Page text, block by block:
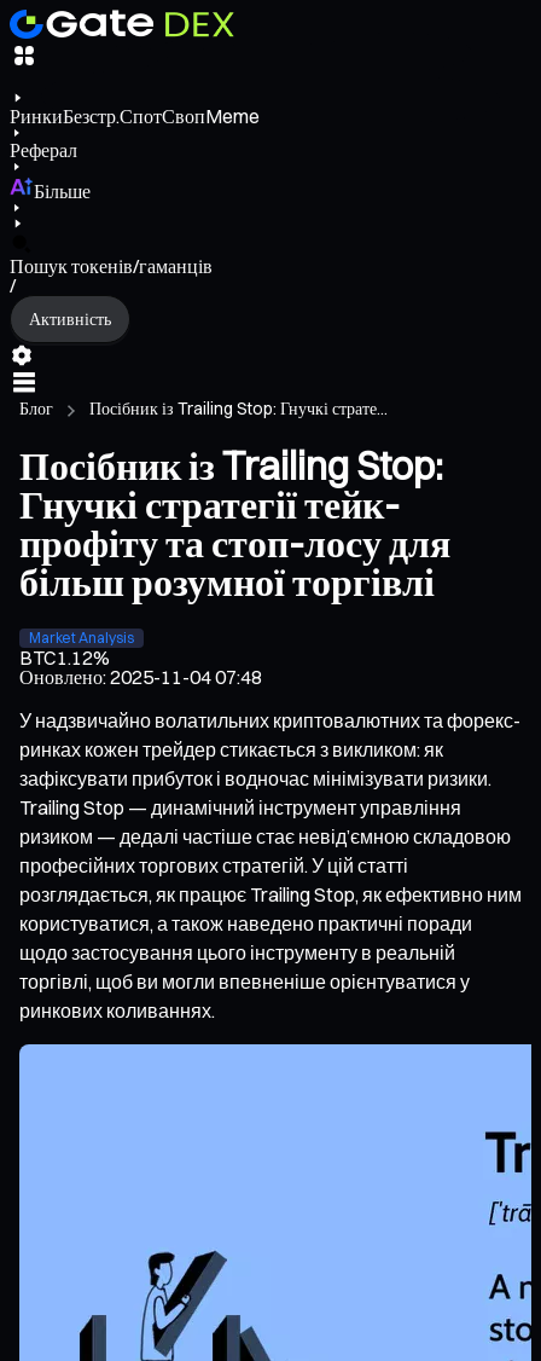
РинкиБезстр.СпотСвопMeme
Реферал
Більше
Пошук токенів/гаманців
/
Активність
Блог Посібник із Trailing Stop: Гнучкі страте...
Посібник із Trailing Stop:
Гнучкі стратегії тейк-
профіту та стоп-лосу для
більш розумної торгівлі
Market Analysis
BTC1.12%
Оновлено:2025-11-04 07:48
У надзвичайно волатильних криптовалютних та форекс-
ринках кожен трейдер стикається з викликом: як
зафіксувати прибуток і водночас мінімізувати ризики.
Trailing Stop — динамічний інструмент управління
ризиком — дедалі частіше стає невід’ємною складовою
професійних торгових стратегій. У цій статті
розглядається, як працює Trailing Stop, як ефективно ним
користуватися, а також наведено практичні поради
щодо застосування цього інструменту в реальній
торгівлі, щоб ви могли впевненіше орієнтуватися у
ринкових коливаннях.